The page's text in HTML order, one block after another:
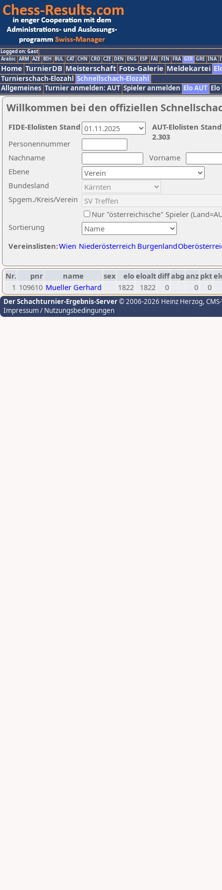
Logged on: Gast
Arabic ARM AZE BIH BUL CAT CHN CRO CZE DEN ENG ESP FAI FIN FRA GER GRE INA
Home TurnierDB Meisterschaft Foto-Galerie Meldekartei
Turnierschach-Elozahl Schnellschach-Elozahl
Allgemeines Turnier anmelden: AUT Spieler anmelden Elo AUT
Willkommen bei den offiziellen
Nachname
Vorname
Ebene
Sortierung
Personennummer
Bundesland
Spgem./Kreis/Verein
Nur "österreichische" Spieler
Vereinslisten:Wien Niederösterreich Burgenland
AUT-Elolisten
2.303
FIDE-Elolisten Stand
Nr. pnr name sex eloeloaltdiffabg anz pkt
1 109610 Mueller Gerhard 1822 1822 0 0 0
Der Schachturnier-Ergebnis-Server© 2006-2026 Heinz Herzog,
Impressum / Nutzungsbedingungen